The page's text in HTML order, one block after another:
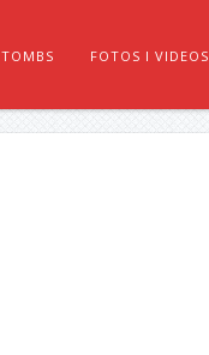
FOTOS I VIDEOS